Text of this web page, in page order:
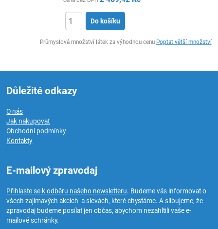
Do košíku
Průmyslová množství látek za výhodnou cenu Poptat větší množství
Důležité odkazy
O nás
Jak nakupovat
Obchodní podmínky
Kontakty
E-mailový zpravodaj
Přihlaste se k odběru našeho newsletteru. Budeme vás informovat o
všech zajímavých akcích a slevách, které chystáme. A slibujeme, že
zpravodaj budeme posílat jen občas, abychom nezahltili vaše e-
mailové schránky.